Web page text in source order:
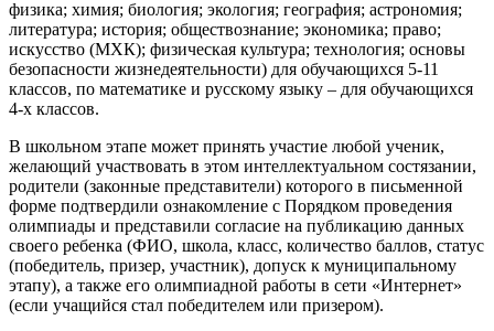
физика; химия; биология; экология; география; астрономия;
литература; история; обществознание; экономика; право;
искусство (МХК); физическая культура; технология; основы
безопасности жизнедеятельности) для обучающихся 5-11
классов, по математике и русскому языку – для обучающихся
4-х классов.
В школьном этапе может принять участие любой ученик,
желающий участвовать в этом интеллектуальном состязании,
родители (законные представители) которого в письменной
форме подтвердили ознакомление с Порядком проведения
олимпиады и представили согласие на публикацию данных
своего ребенка (ФИО, школа, класс, количество баллов, статус
(победитель, призер, участник), допуск к муниципальному
этапу), а также его олимпиадной работы в сети «Интернет»
(если учащийся стал победителем или призером).